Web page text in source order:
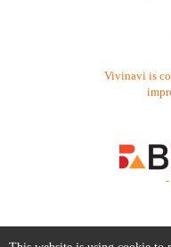
Vivinavi is
-